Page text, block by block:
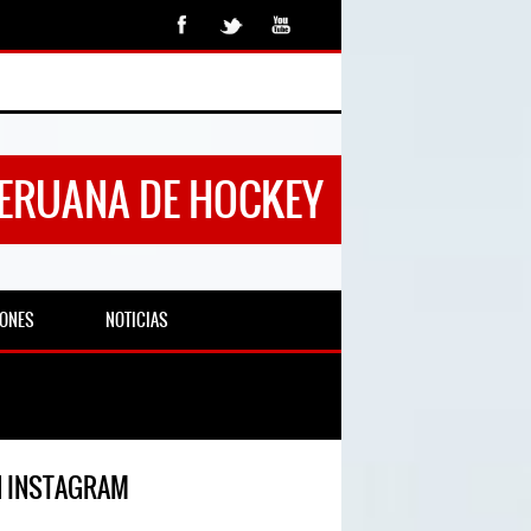
DE HOCKEY
NOTICIAS
INSTAGRAM